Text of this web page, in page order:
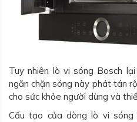
Tuy nhiên lò vi sóng Bosch
ngăn chặn sóng này phát tán
cho sức khỏe người dùng và
Cấu tạo của dòng lò vi sóng